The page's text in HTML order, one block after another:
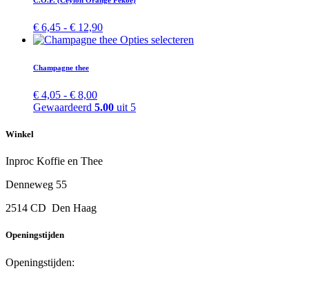
€ 6,45 - € 12,90Prijsklasse:
€ 6,45Opties selecteren
Champagne thee
€ 4,05 - € 8,00Prijsklasse:
€ 4,05
Gewaardeerd 5.00 uit 5
Winkel
Inproc Koffie en Thee
Denneweg 55
2514 CD Den Haag
Openingstijden
Openingstijden: